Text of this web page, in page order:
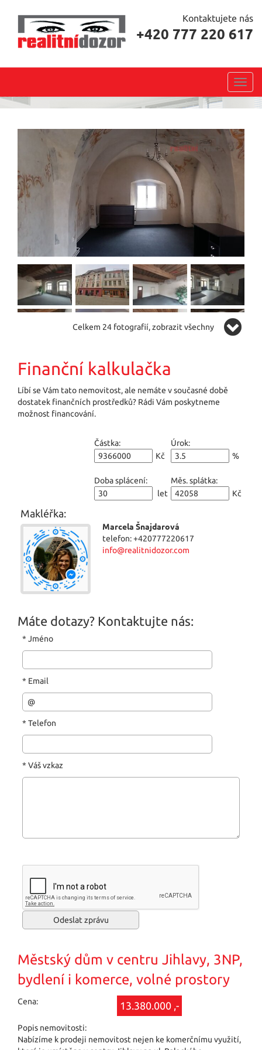
Kontaktujete nás
+420 777 220 617
Celkem 24 fotografií, zobrazit všechny
Finanční kalkulačka
Líbí se Vám tato nemovitost, ale nemáte v současné době
dostatek finančních prostředků? Rádi Vám poskytneme
možnost financování.
Částka:
Kč
Úrok:
%
Doba splácení:
let
Měs. splátka:
Kč
Makléřka:
Marcela Šnajdarová
telefon: +420777220617
info@realitnidozor.com
Máte dotazy? Kontaktujte nás:
* Jméno
* Email
* Telefon
* Váš vzkaz
Městský dům v centru Jihlavy, 3NP,
bydlení i komerce, volné prostory
Cena: 13.380.000 ,-
Popis nemovitosti:
Nabízíme k prodeji nemovitost nejen ke komerčnímu využití,